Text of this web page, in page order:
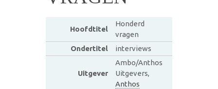
Hoofdtitel
Honderd
vragen
Ondertitel
interviews
Uitgever
Ambo/Anthos
Uitgevers,
Anthos